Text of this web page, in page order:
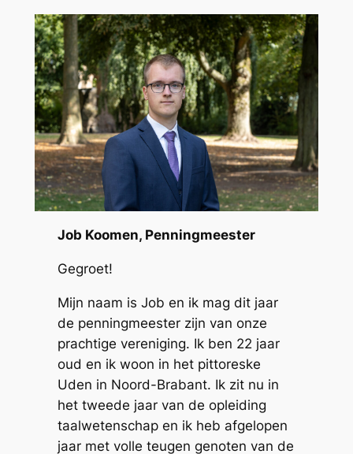
Job Koomen, Penningmeester
Gegroet!
Mijn naam is Job en ik mag dit jaar
de penningmeester zijn van onze
prachtige vereniging. Ik ben 22 jaar
oud en ik woon in het pittoreske
Uden in Noord-Brabant. Ik zit nu in
het tweede jaar van de opleiding
taalwetenschap en ik heb afgelopen
jaar met volle teugen genoten van de